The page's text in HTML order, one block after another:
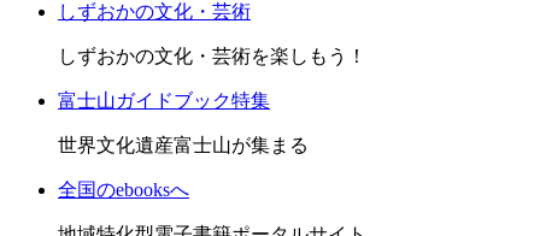
しずおかの文化・芸術
しずおかの文化・芸術を楽しもう！
富士山ガイドブック特集
世界文化遺産富士山が集まる
全国のebooksへ